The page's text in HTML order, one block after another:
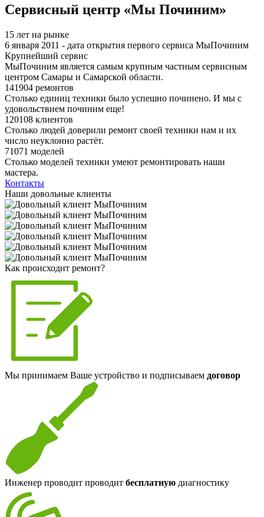
Сервисный центр «Мы Починим»
15 лет на рынке
6 января 2011 - дата открытия первого сервиса МыПочиним
Крупнейший сервис
МыПочиним является самым крупным частным сервисным
центром Самары и Самарской области.
141904 ремонтов
Столько единиц техники было успешно починено. И мы с
удовольствием починим еще!
120108 клиентов
Столько людей доверили ремонт своей техники нам и их
число неуклонно растёт.
71071 моделей
Столько моделей техники умеют ремонтировать наши
мастера.
Контакты
Наши довольные клиенты
Как происходит ремонт?
Мы принимаем Ваше устройство и подписываем договор
Инженер проводит проводит бесплатную диагностику